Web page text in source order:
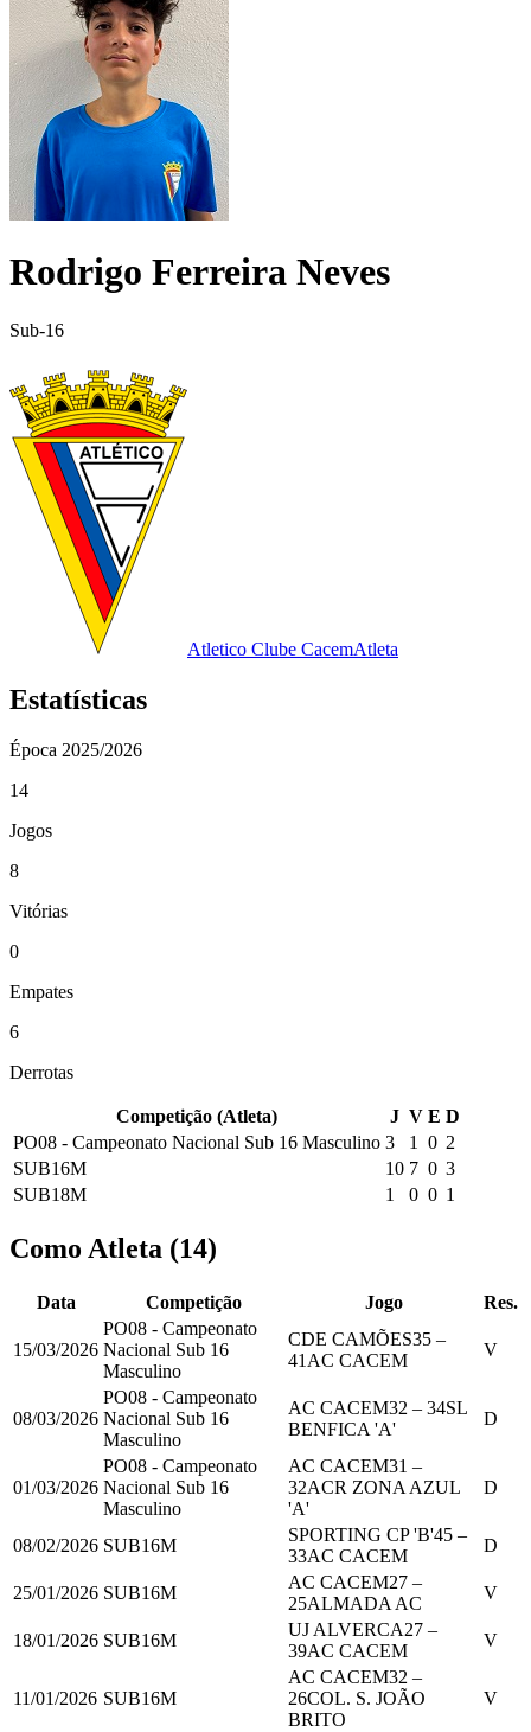
Rodrigo Ferreira Neves
Sub-16
Atletico Clube CacemAtleta
Estatísticas
Época 2025/2026
14
Jogos
8
Vitórias
0
Empates
6
Derrotas
Competição (Atleta) J V E D
PO08 - Campeonato Nacional Sub 16 Masculino 3 1 0 2
SUB16M
10 7 0 3
SUB18M
1 0 0 1
Como Atleta (14)
Data Competição Jogo Res.
15/03/2026
PO08 - Campeonato
Nacional Sub 16
Masculino
CDE CAMÕES35 –
41 AC CACEM
V
08/03/2026
PO08 - Campeonato
Nacional Sub 16
Masculino
AC CACEM32 – 34SL
BENFICA 'A'
D
01/03/2026
PO08 - Campeonato
Nacional Sub 16
Masculino
AC CACEM31 –
32ACR ZONA AZUL
'A'
D
08/02/2026 SUB16M
SPORTING CP 'B'45 –
33AC CACEM
D
25/01/2026 SUB16M
AC CACEM27 –
25ALMADA AC
V
18/01/2026 SUB16M
UJ ALVERCA27 –
39AC CACEM
V
11/01/2026 SUB16M
AC CACEM32 –
26COL. S. JOÃO
BRITO
V